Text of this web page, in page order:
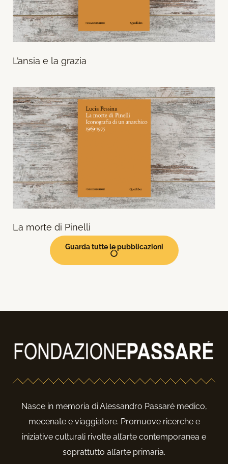
L’ansia e la grazia
La morte di Pinelli
Guarda tutte le pubblicazioni
Nasce in memoria di Alessandro Passaré medico,
mecenate e viaggiatore. Promuove ricerche e
iniziative culturali rivolte all’arte contemporanea e
soprattutto all’arte primaria.